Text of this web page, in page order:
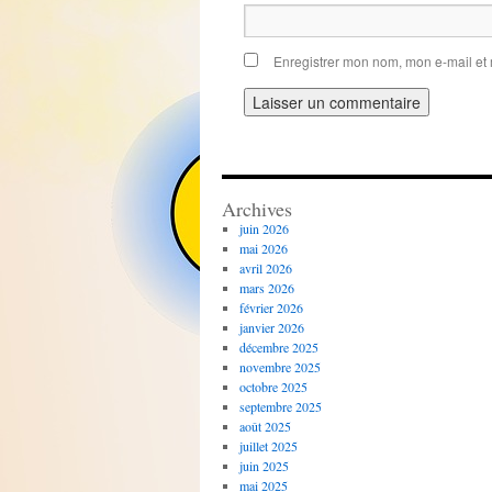
Enregistrer mon nom, mon e-mail
Archives
juin 2026
mai 2026
avril 2026
mars 2026
février 2026
janvier 2026
décembre 2025
novembre 2025
octobre 2025
septembre 2025
août 2025
juillet 2025
juin 2025
mai 2025